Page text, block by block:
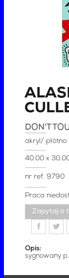
DON'T
akryl/ płótno
40.00 x
nr ref.9790
Praca
Zapytaj o
Opis:
sygnowany